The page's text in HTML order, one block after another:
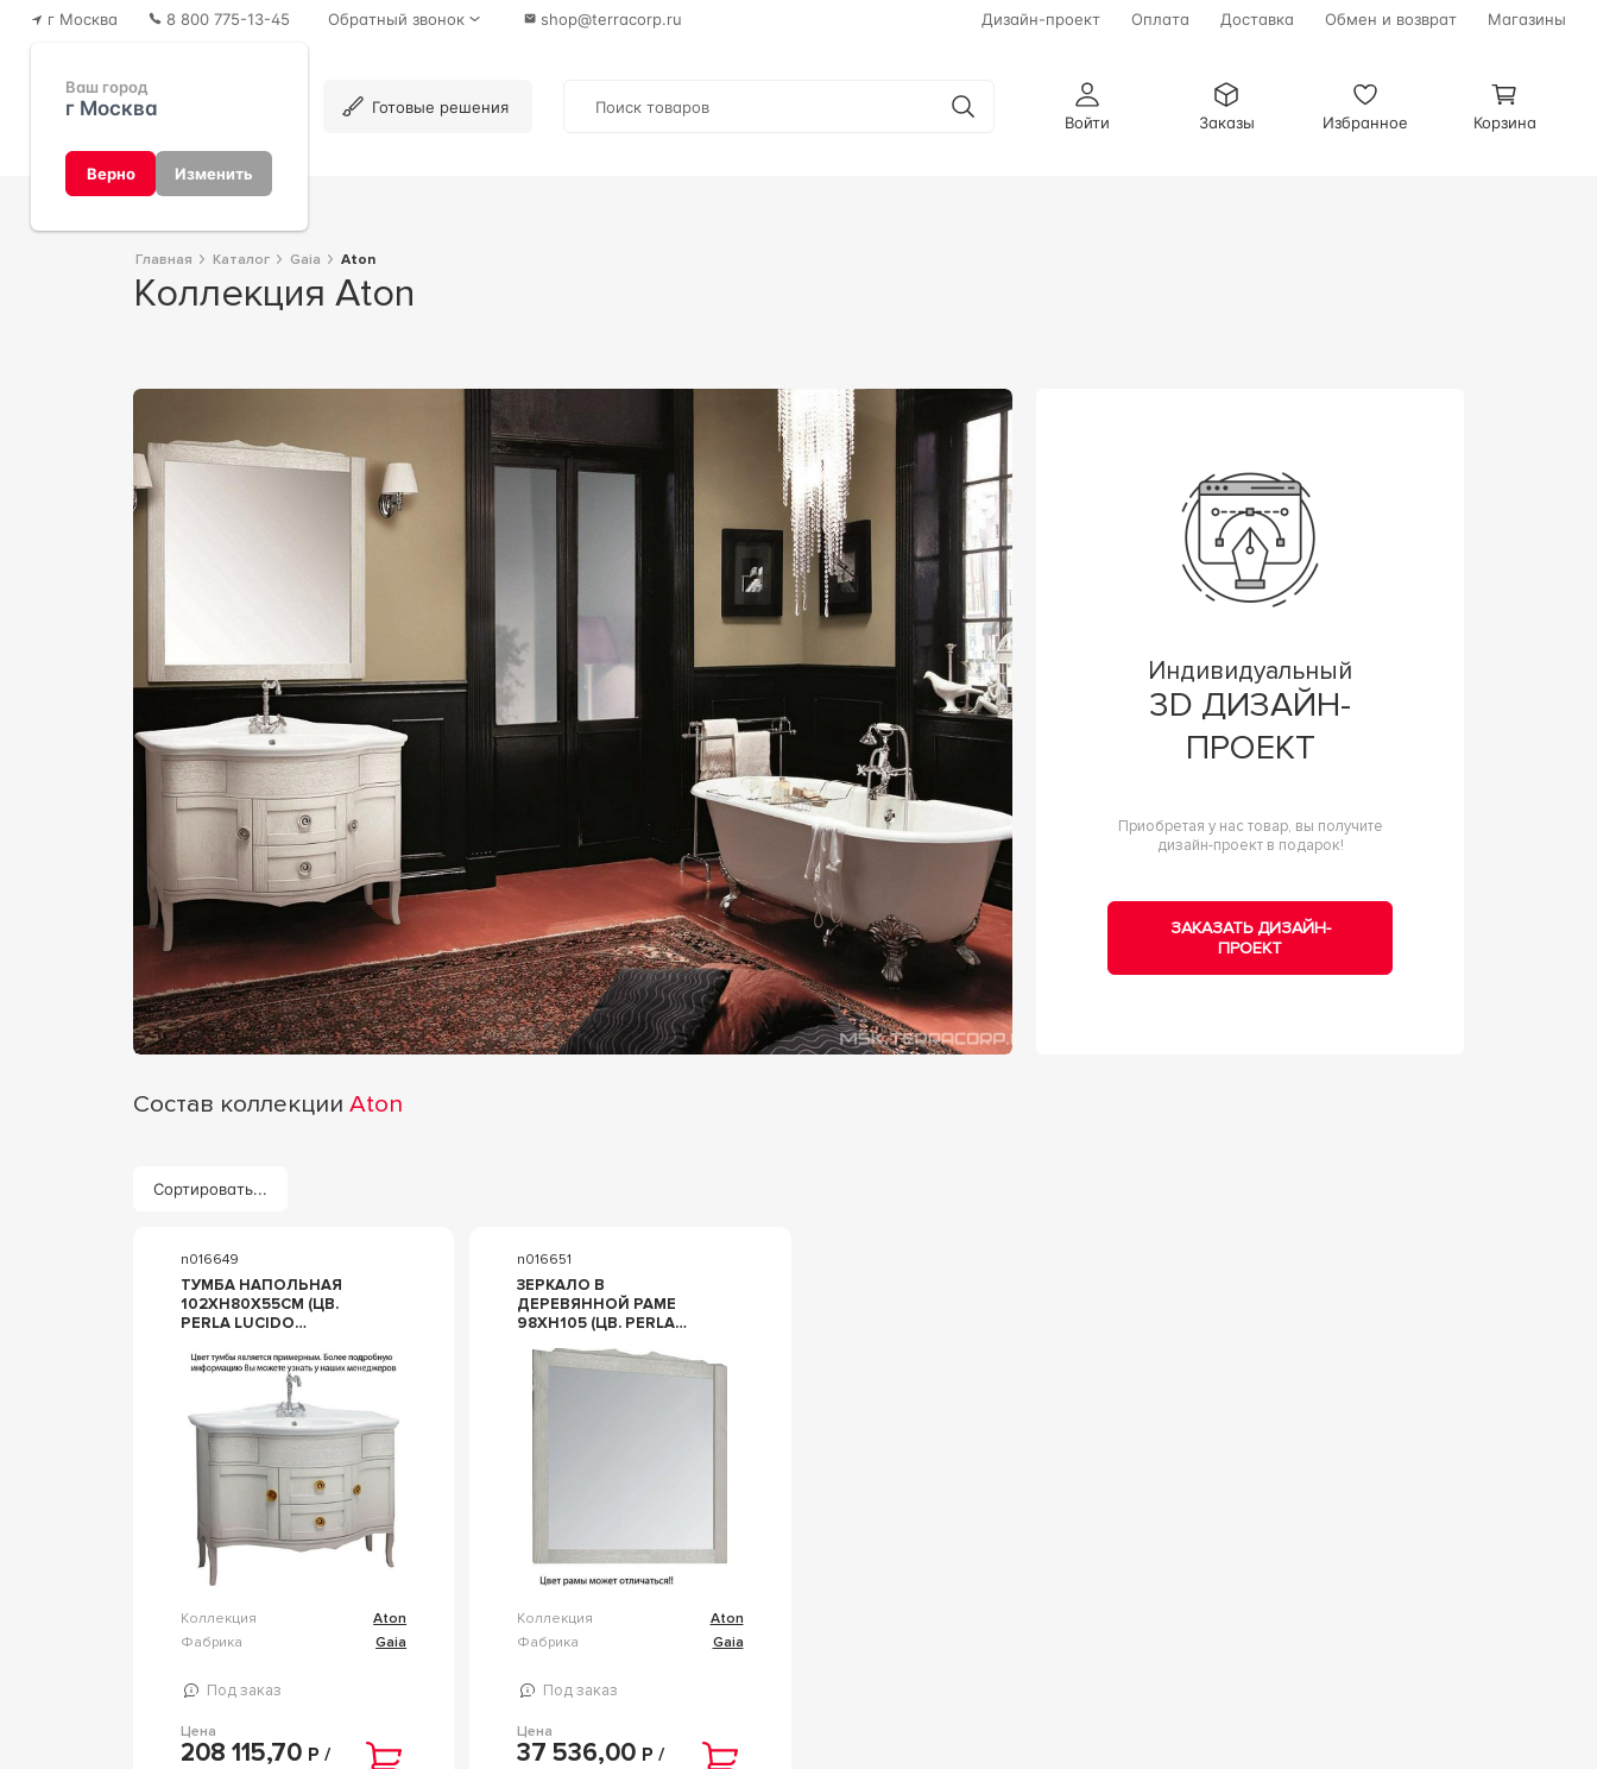
г Москва
Ваш город
г Москва
Верно Изменить
8 800 775-13-45 Обратный звонок shop@terracorp.ru Дизайн-проект Оплата Доставка Обмен и возврат Магазины
Готовые решения
Войти
Заказы Избранное Корзина
Главная Каталог Gaia Aton
Коллекция Aton
Индивидуальный
3D ДИЗАЙН-
ПРОЕКТ
Приобретая у нас товар, вы получите
дизайн-проект в подарок!
ЗАКАЗАТЬ ДИЗАЙН-
ПРОЕКТ
Состав коллекции Aton
Сортировать...
n016649
ТУМБА НАПОЛЬНАЯ
102ХH80X55СМ (ЦВ.
PERLA LUCIDO
БРОНЗА, БЕЗ РАКОВИНЫ
LAVAB110, РУЧКА POMO
BAATONLC PERLA LU
Коллекция
Aton
Фабрика
Gaia
Под заказ
Цена
208 115,70 Р /
n016651
ЗЕРКАЛО В
ДЕРЕВЯННОЙ РАМЕ
98ХH105 (ЦВ. PERLA
ZZ GAIA ATON SPATONLC
PERLA
Коллекция
Aton
Фабрика
Gaia
Под заказ
Цена
37 536,00 Р /